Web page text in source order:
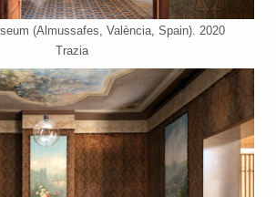
(Almussafes, València, Spain). 2020
Trazia